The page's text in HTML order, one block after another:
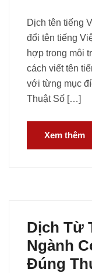
Dịch tên tiếng
đổi tên tiếng
hợp trong môi
cách viết tên
với từng mục
Thuật Số […]
Xem thêm
Dịch Từ
Ngành
Đúng